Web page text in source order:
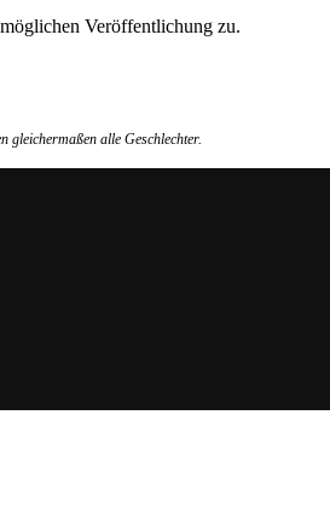
Veröffentlichung zu.
gleichermaßen alle Geschlechter.